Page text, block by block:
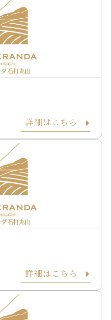
詳細はこちら
詳細はこちら